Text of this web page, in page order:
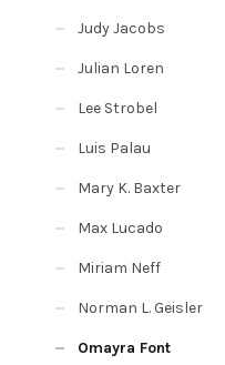
Judy Jacobs
Julian Loren
Lee Strobel
Luis Palau
Mary K. Baxter
Max Lucado
Miriam Neff
Norman L. Geisler
Omayra Font